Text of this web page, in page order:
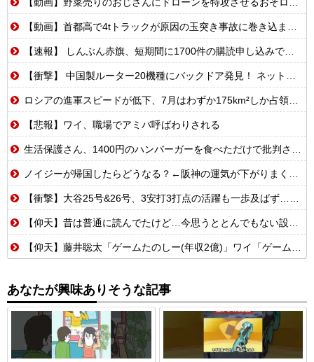
【動画】首都高で4tトラックが原因の玉突き事故に巻き込まれた軽バンの車載。
【速報】 しんぶん赤旗、短期間に1700件の購読申し込みで嬉し泣き→「うそでーす」虚偽申し込みと判明→ 共産党が刑事告訴「厳重な処罰を求める」
【衝撃】 中国製ルーター20機種にバックドア発見！ ネットに繋ぐだけで35秒ごとに中国のサーバーと通信
ロシアの進軍スピードが低下、7月はわずか175km²しか占領できず！
【悲報】ワイ、職場でアミバ呼ばわりされる
生活保護さん、1400円のハンバーガーを食べただけで批判される
ノイジーが帰国したらどうなる？←阪神の運気が下がりまくるやろな
【衝撃】大谷25号&26号、3安打3打点の活躍も一歩及ばず…それでも希望を見出すLADファン反応集 MLB2026シーズン 8.
【仰天】昔は普通に読んでたけど…今思うととんでもない設定の少女漫画
【仰天】藤井聡太「ゲームたのしー(年収2億)」ワイ「ゲームたのしー(年収200万)」
あなたが興味ありそうな記事